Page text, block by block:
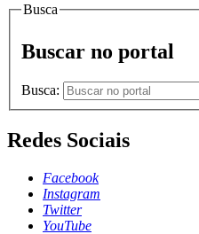
Busca
Buscar no portal
Busca:
Redes Sociais
Facebook
Instagram
Twitter
YouTube